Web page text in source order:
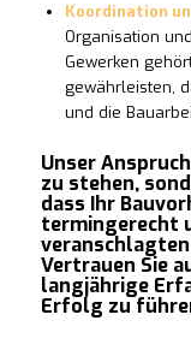
Koordination
Organisation
Gewerken
gewährleisten,
und die
Unser
zu stehen,
dass Ihr
termingerecht
Vertrauen Sie
langjährige
Erfolg zu